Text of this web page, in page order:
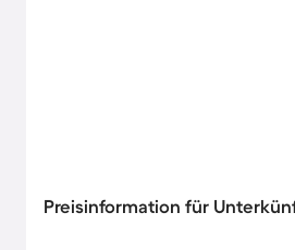
Preisinformation für